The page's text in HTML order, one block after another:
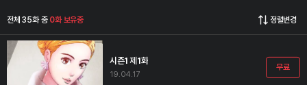
전체 35화 중 0화 보유중 정렬변경
시즌1 제1화
19.04.17
무료